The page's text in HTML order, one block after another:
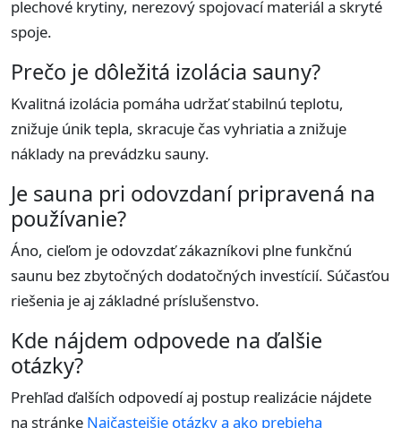
plechové krytiny, nerezový spojovací materiál a skryté
spoje.
Prečo je dôležitá izolácia sauny?
Kvalitná izolácia pomáha udržať stabilnú teplotu,
znižuje únik tepla, skracuje čas vyhriatia a znižuje
náklady na prevádzku sauny.
Je sauna pri odovzdaní pripravená na
používanie?
Áno, cieľom je odovzdať zákazníkovi plne funkčnú
saunu bez zbytočných dodatočných investícií. Súčasťou
riešenia je aj základné príslušenstvo.
Kde nájdem odpovede na ďalšie
otázky?
Prehľad ďalších odpovedí aj postup realizácie nájdete
na stránke Najčastejšie otázky a ako prebieha